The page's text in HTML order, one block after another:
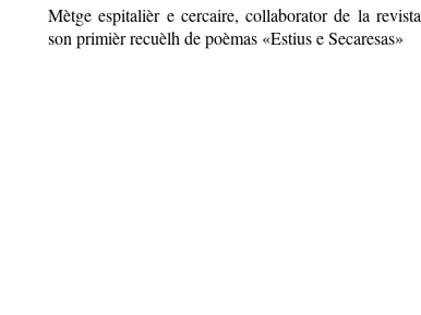
Mètge espitalièr e cercaire, collaborator de la revista
son primièr recuèlh de poèmas «Estius e Secaresas»